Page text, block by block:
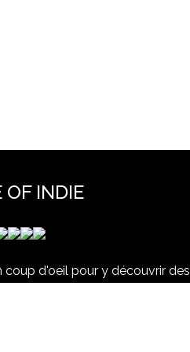
OF INDIE
d'oeil pour y découvrir